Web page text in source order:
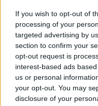
If you wish to opt-out of
processing of your
targeted advertising by
section to confirm your
opt-out request is
interest-based ads
us or personal
your opt-out. You may
disclosure of your
ΔΕ
29
ΤΡ
28°
ΤΕ